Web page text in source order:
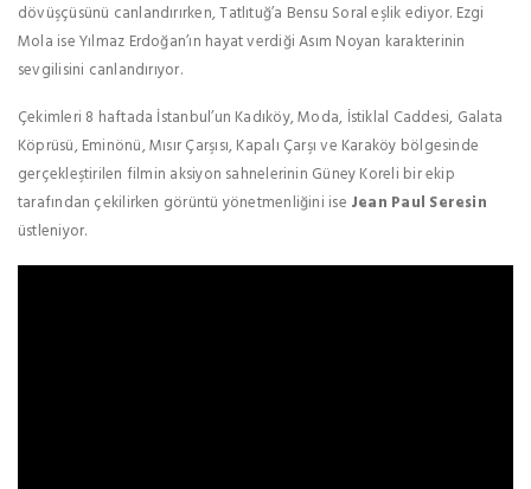
dövüşçüsünü canlandırırken, Tatlıtuğ’a Bensu Soral eşlik ediyor. Ezgi
Mola ise Yılmaz Erdoğan’ın hayat verdiği Asım Noyan karakterinin
sevgilisini canlandırıyor.
Çekimleri 8 haftada İstanbul’un Kadıköy, Moda, İstiklal Caddesi, Galata
Köprüsü, Eminönü, Mısır Çarşısı, Kapalı Çarşı ve Karaköy bölgesinde
gerçekleştirilen filmin aksiyon sahnelerinin Güney Koreli bir ekip
tarafından çekilirken görüntü yönetmenliğini ise Jean Paul Seresin
üstleniyor.